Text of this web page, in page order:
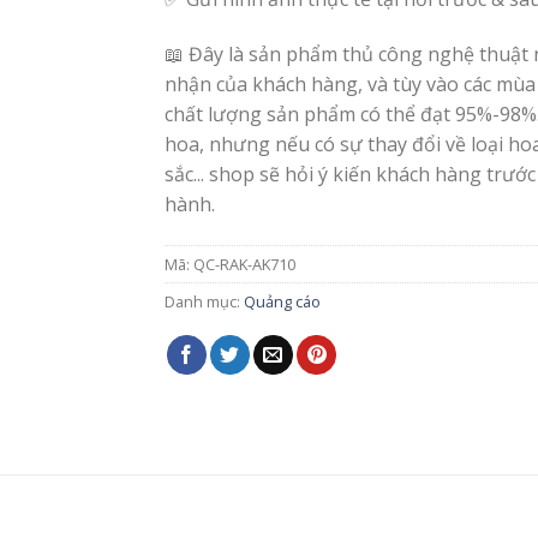
📖 Đây là sản phẩm thủ công nghệ thuật
nhận của khách hàng, và tùy vào các
chất lượng sản phẩm có thể đạt 95%-
hoa, nhưng nếu có sự thay đổi về loại
sắc... shop sẽ hỏi ý kiến khách hàng
hành.
Mã: QC-RAK-AK710
Danh mục: Quảng cáo